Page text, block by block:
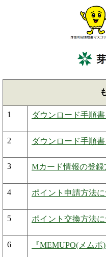
1 ダウンロード手順書
2 ダウンロード手順書
3 Mカード情報の登録
4 ポイント申請方法
5 ポイント交換方法
6 『MEMUPO(メム